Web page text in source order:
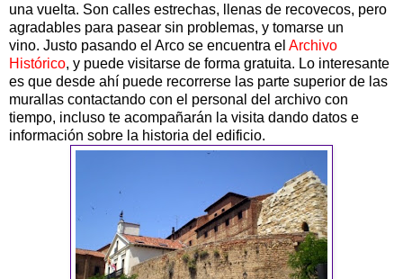
una vuelta. Son calles estrechas, llenas de recovecos, pero
agradables para pasear sin problemas, y tomarse un
vino. Justo pasando el Arco se encuentra el Archivo
Histórico, y puede visitarse de forma gratuita. Lo interesante
es que desde ahí puede recorrerse las parte superior de las
murallas contactando con el personal del archivo con
tiempo, incluso te acompañarán la visita dando datos e
información sobre la historia del edificio.